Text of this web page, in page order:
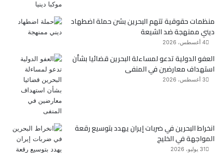
منظمات حقوقية تتهم البحرين بشن حملة اضطهاد
ديني ممنهجة ضد الشيعة
4 أغسطس، 2026
العفو الدولية تدعو لمساءلة البحرين قضائيا بشأن
استهداف معارضين في المنفى
3 أغسطس، 2026
انخراط البحرين في ضربات إيران يهدد بتوسيع رقعة
المواجهة في الخليج
31 يوليو، 2026